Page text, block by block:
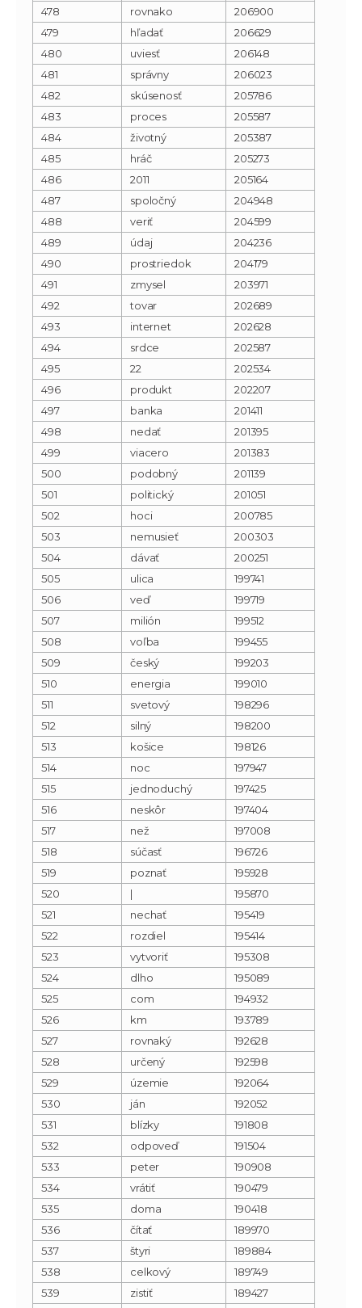
478
rovnako
206900
479
hľadať
206629
480
uviesť
206148
481
správny
206023
482
skúsenosť
205786
483
proces
205587
484
životný
205387
485
hráč
205273
486
2011
205164
487
spoločný
204948
488
veriť
204599
489
údaj
204236
490
prostriedok
204179
491
zmysel
203971
492
tovar
202689
493
internet
202628
494
srdce
202587
495
22
202534
496
produkt
202207
497
banka
201411
498
nedať
201395
499
viacero
201383
500
podobný
201139
501
politický
201051
502
hoci
200785
503
nemusieť
200303
504
dávať
200251
505
ulica
199741
506
veď
199719
507
milión
199512
508
voľba
199455
509
český
199203
510
energia
199010
511
svetový
198296
512
silný
198200
513
košice
198126
514
noc
197947
515
jednoduchý
197425
516
neskôr
197404
517
než
197008
518
súčasť
196726
519
poznať
195928
520
|
195870
521
nechať
195419
522
rozdiel
195414
523
vytvoriť
195308
524
dlho
195089
525
com
194932
526
km
193789
527
rovnaký
192628
528
určený
192598
529
územie
192064
530
ján
192052
531
blízky
191808
532
odpoveď
191504
533
peter
190908
534
vrátiť
190479
535
doma
190418
536
čítať
189970
537
štyri
189884
538
celkový
189749
539
zistiť
189427